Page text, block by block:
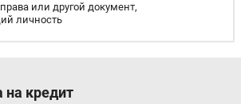
или другой документ,
личность
на кредит